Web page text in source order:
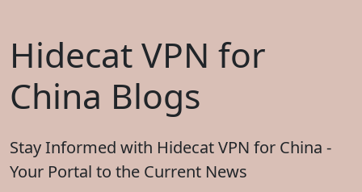
Hidecat VPN for
China Blogs
Stay Informed with Hidecat VPN for China -
Your Portal to the Current News